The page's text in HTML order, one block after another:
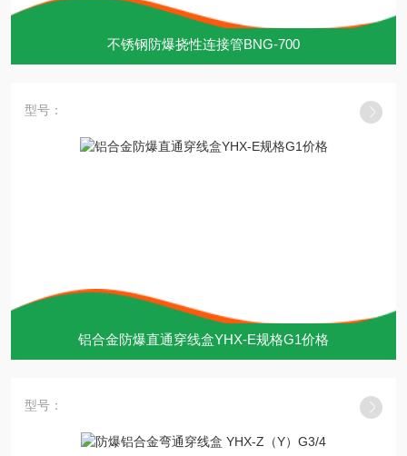
不锈钢防爆挠性连接管BNG-700
型号：
铝合金防爆直通穿线盒YHX-E规格G1价格
型号：